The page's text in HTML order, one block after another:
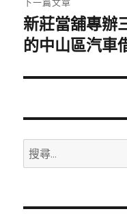
下
一
文
新莊當舖專辦
的中山區汽車
搜
尋
鍵